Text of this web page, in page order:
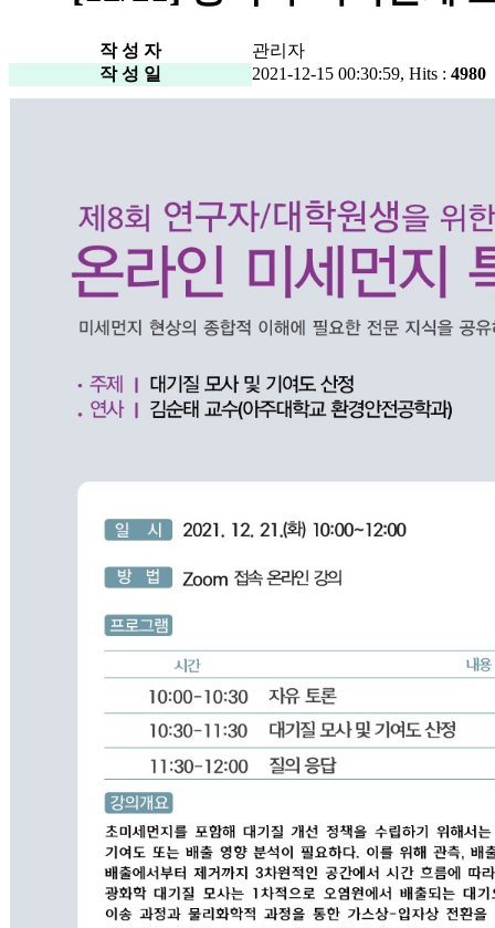
작 성 자
관리자
작 성 일
2021-12-15 00:30:59, Hits : 4980